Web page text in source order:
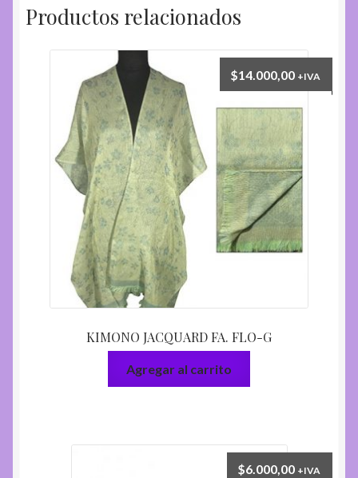
Productos relacionados
KIMONO JACQUARD FA. FLO-G
$14.000,00 +IVA
Agregar al carrito
$6.000,00 +IVA